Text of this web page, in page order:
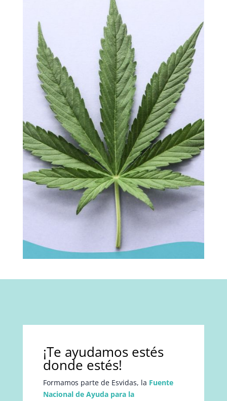
¡Te ayudamos estés
donde estés!
Formamos parte de Esvidas, la Fuente
Nacional de Ayuda para la